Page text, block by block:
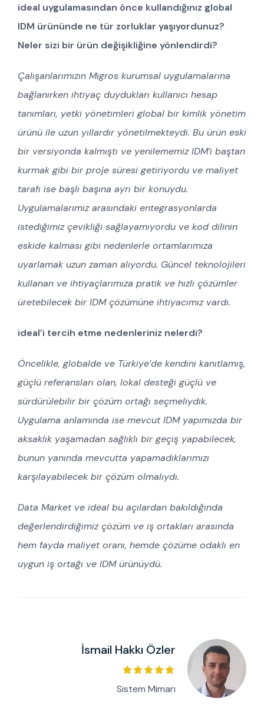
ideal uygulamasından önce kullandığınız global
IDM ürününde ne tür zorluklar yaşıyordunuz?
Neler sizi bir ürün değişikliğine yönlendirdi?
Çalışanlarımızın Migros kurumsal uygulamalarına
bağlanırken ihtiyaç duydukları kullanıcı hesap
tanımları, yetki yönetimleri global bir kimlik yönetim
ürünü ile uzun yıllardır yönetilmekteydi. Bu ürün eski
bir versiyonda kalmıştı ve yenilememiz IDM’i baştan
kurmak gibi bir proje süresi getiriyordu ve maliyet
tarafı ise başlı başına ayrı bir konuydu.
Uygulamalarımız arasındaki entegrasyonlarda
istediğimiz çevikliği sağlayamıyordu ve kod dilinin
eskide kalması gibi nedenlerle ortamlarımıza
uyarlamak uzun zaman alıyordu. Güncel teknolojileri
kullanan ve ihtiyaçlarımıza pratik ve hızlı çözümler
üretebilecek bir IDM çözümüne ihtiyacımız vardı.
ideal’i tercih etme nedenleriniz nelerdi?
Öncelikle, globalde ve Türkiye’de kendini kanıtlamış,
güçlü referansları olan, lokal desteği güçlü ve
sürdürülebilir bir çözüm ortağı seçmeliydik.
Uygulama anlamında ise mevcut IDM yapımızda bir
aksaklık yaşamadan sağlıklı bir geçiş yapabilecek,
bunun yanında mevcutta yapamadıklarımızı
karşılayabilecek bir çözüm olmalıydı.
Data Market ve ideal bu açılardan bakıldığında
değerlendirdiğimiz çözüm ve iş ortakları arasında
hem fayda maliyet oranı, hemde çözüme odaklı en
uygun iş ortağı ve IDM ürünüydü.
İsmail Hakkı Özler
Sistem Mimarı